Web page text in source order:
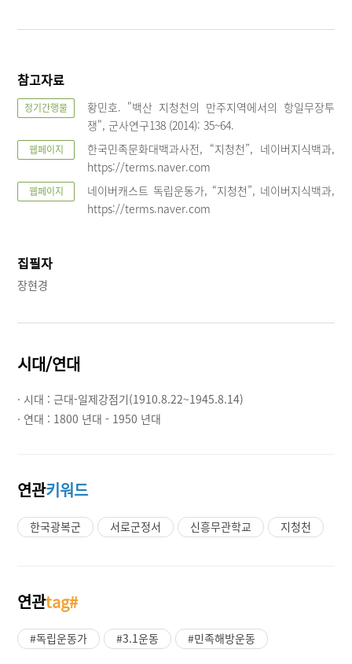
참고자료
정기간행물
황민호. "백산 지청천의 만주지역에서의 항일무장투
쟁", 군사연구138 (2014): 35~64.
웹페이지
한국민족문화대백과사전, “지청천”, 네이버지식백과,
https://terms.naver.com
웹페이지
네이버캐스트 독립운동가, “지청천”, 네이버지식백과,
https://terms.naver.com
집필자
장현경
시대/연대
· 시대 :근대-일제강점기(1910.8.22~1945.8.14)
· 연대 : 1800 년대 - 1950 년대
연관키워드
한국광복군 서로군정서 신흥무관학교 지청천
연관tag#
#독립운동가 #3.1운동 #민족해방운동